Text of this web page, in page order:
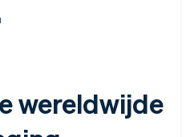
wereldwijde